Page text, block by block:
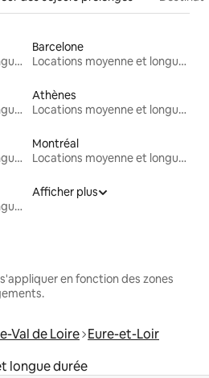
Locations moyenne et longue durée
Barcelone
Locations moyenne et longue durée
Locations moyenne et longue durée
Athènes
Locations moyenne et longue durée
Locations moyenne et longue durée
Montréal
Locations moyenne et longue durée
Locations moyenne et longue durée
Afficher plus
en fonction des zones
Val de Loire Eure-et-Loir
longue durée